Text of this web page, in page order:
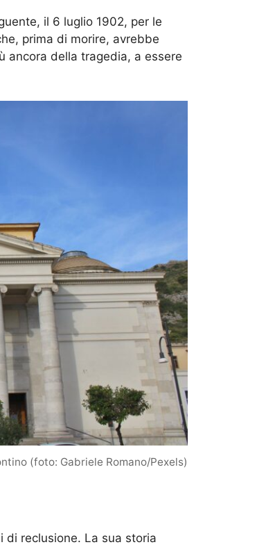
il 6 luglio 1902, per le
prima di morire, avrebbe
ancora della tragedia, a essere
(foto: Gabriele Romano/Pexels)
di reclusione. La sua storia